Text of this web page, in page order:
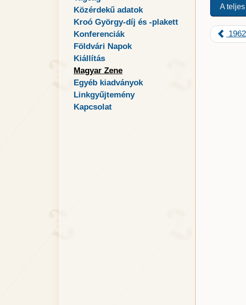
Közérdekű adatok
Kroó György-díj és -plakett
Konferenciák
Földvári Napok
Kiállítás
Magyar Zene
Egyéb kiadványok
Linkgyűjtemény
Kapcsolat
A